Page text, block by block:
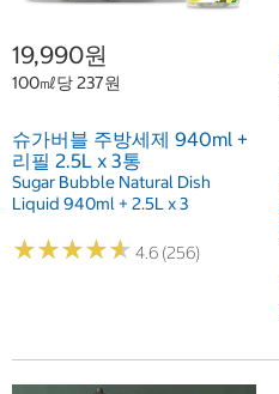
19,990원
100㎖당 237원
슈가버블 주방세제 940ml +
리필 2.5L x 3통
Sugar Bubble Natural Dish
Liquid 940ml + 2.5L x 3
★★★★★
★★★★★ 4.6 (256)